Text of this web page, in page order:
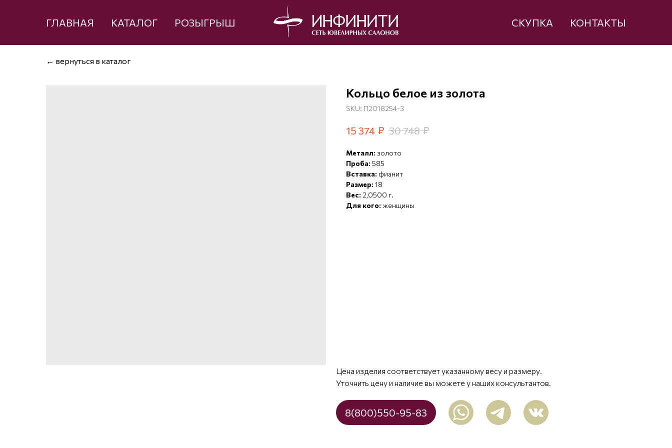
ГЛАВНАЯ КАТАЛОГ РОЗЫГРЫШ СКУПКА КОНТАКТЫ
← вернуться в каталог
Кольцо белое из золота
SKU: П2018254-3
15 374 ₽ 30 748 ₽
Металл: золото
Проба: 585
Вставка: фианит
Размер: 18
Вес: 2,0500 г.
Для кого: женщины
Цена изделия соответствует указанному весу и размеру.
Уточнить цену и наличие вы можете у наших консультантов.
8(800)550-95-83